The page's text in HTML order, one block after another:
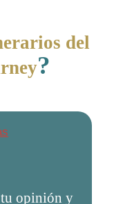
del
?
tu opinión y